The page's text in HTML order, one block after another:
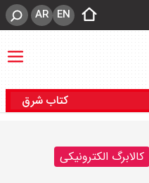
EN
AR
کتاب شرق
کالابرگ الکترونیکی